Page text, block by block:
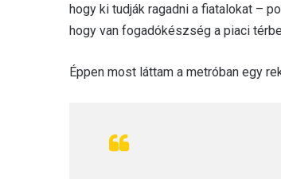
hogy ki tudják ragadni a fiatalokat –
hogy van fogadókészség a piaci
Éppen most láttam a metróban egy